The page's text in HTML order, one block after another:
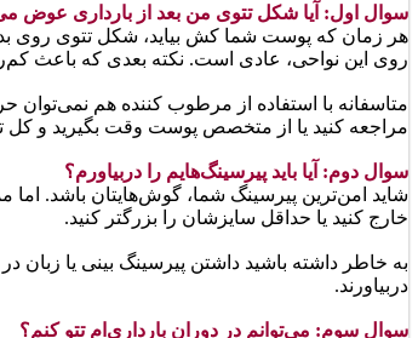
سوال اول: آیا شکل تتوی من بعد از بارداری عوض
هر زمان که پوست شما کش بیاید، شکل تتوی روی
روی این نواحی، عادی است. نکته بعدی که باعث
متاسفانه با استفاده از مرطوب کننده هم نمی‌توان
مراجعه کنید یا از متخصص پوست وقت بگیرید و کل
سوال دوم: آیا باید پیرسینگ‌هایم را دربیاورم؟
شاید امن‌ترین پیرسینگ شما، گوش‌هایتان باشد. اما
خارج کنید یا حداقل سایزشان را بزرگتر کنید.
به خاطر داشته باشید داشتن پیرسینگ بینی یا زبان
دربیاورند.
سوال سوم: می‌توانم در دوران بارداری‌ام تتو کنم؟